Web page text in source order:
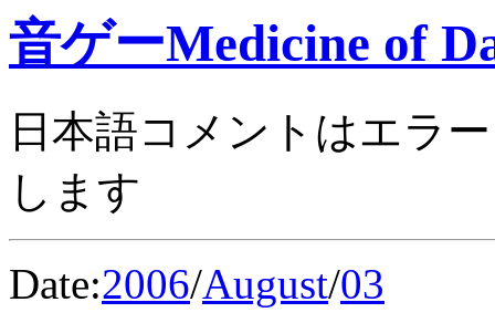
音ゲーMedicine of
日本語コメントはエラ
します
Date:2006/August/03